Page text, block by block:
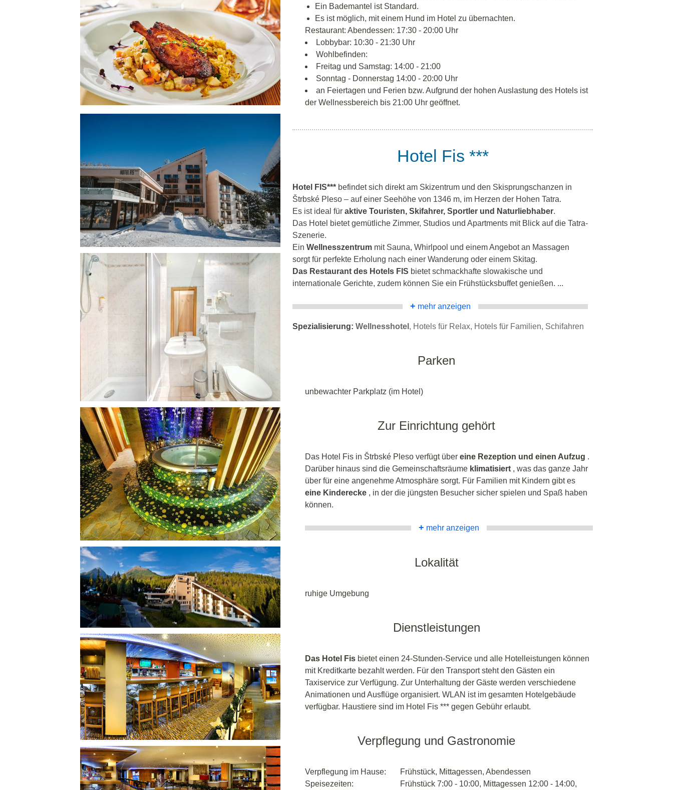
Ein Bademantel ist Standard.
Es ist möglich, mit einem Hund im Hotel zu übernachten.
Restaurant: Abendessen: 17:30 - 20:00 Uhr
Lobbybar: 10:30 - 21:30 Uhr
Wohlbefinden:
Freitag und Samstag: 14:00 - 21:00
Sonntag - Donnerstag 14:00 - 20:00 Uhr
an Feiertagen und Ferien bzw. Aufgrund der hohen Auslastung des Hotels ist
der Wellnessbereich bis 21:00 Uhr geöffnet.
Hotel Fis ***
Hotel FIS*** befindet sich direkt am Skizentrum und den Skisprungschanzen in
Štrbské Pleso – auf einer Seehöhe von 1346 m, im Herzen der Hohen Tatra.
Es ist ideal für aktive Touristen, Skifahrer, Sportler und Naturliebhaber.
Das Hotel bietet gemütliche Zimmer, Studios und Apartments mit Blick auf die Tatra-
Szenerie.
Ein Wellnesszentrum mit Sauna, Whirlpool und einem Angebot an Massagen
sorgt für perfekte Erholung nach einer Wanderung oder einem Skitag.
Das Restaurant des Hotels FIS bietet schmackhafte slowakische und
internationale Gerichte, zudem können Sie ein Frühstücksbuffet genießen. ...
+ mehr anzeigen
Spezialisierung: Wellnesshotel , Hotels für Relax, Hotels für Familien, Schifahren
Parken
unbewachter Parkplatz (im Hotel)
Zur Einrichtung gehört
Das Hotel Fis in Štrbské Pleso verfügt über eine Rezeption und einen Aufzug .
Darüber hinaus sind die Gemeinschaftsräume klimatisiert , was das ganze Jahr
über für eine angenehme Atmosphäre sorgt. Für Familien mit Kindern gibt es
eine Kinderecke , in der die jüngsten Besucher sicher spielen und Spaß haben
können.
+ mehr anzeigen
Lokalität
ruhige Umgebung
Dienstleistungen
Das Hotel Fis bietet einen 24-Stunden-Service und alle Hotelleistungen können
mit Kreditkarte bezahlt werden. Für den Transport steht den Gästen ein
Taxiservice zur Verfügung. Zur Unterhaltung der Gäste werden verschiedene
Animationen und Ausflüge organisiert. WLAN ist im gesamten Hotelgebäude
verfügbar. Haustiere sind im Hotel Fis *** gegen Gebühr erlaubt.
Verpflegung und Gastronomie
Verpflegung im Hause:
Frühstück, Mittagessen, Abendessen
Speisezeiten:
Frühstück 7:00 - 10:00, Mittagessen 12:00 - 14:00,